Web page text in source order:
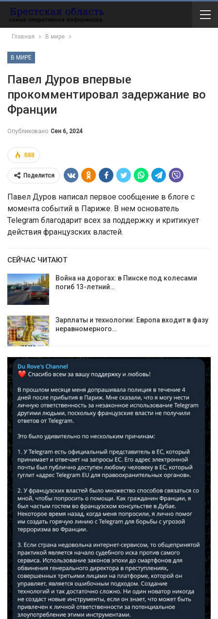
Главная В мире
В МИРЕ
Павел Дуров впервые
прокомментировал задержание во
Франции
Опубликовано Сен 6, 2024
688
Поделится
Павел Дуров написал первое сообщение в блоге с
момента событий в Париже. В нем основатель
Telegram благодарит всех за поддержку и критикует
действия французских властей.
СЕЙЧАС ЧИТАЮТ
Война на дорогах: в Пинске под колесами
погиб 13-летний…
Зарплаты и технологии: Европа входит в фазу
неравномерного…